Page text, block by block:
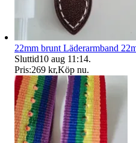
22mm brunt Läderarmband
Sluttid10 aug 11:14.
Pris:269 kr,Köp nu.